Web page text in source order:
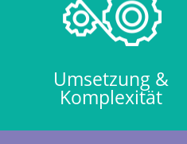
Umsetzung &
Komplexität